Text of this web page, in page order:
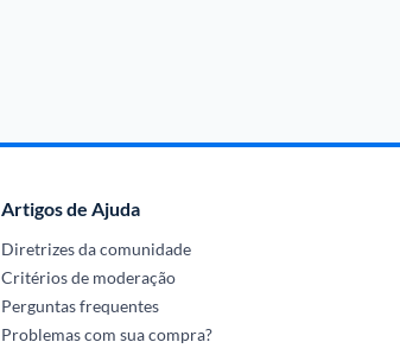
Artigos de Ajuda
Diretrizes da comunidade
Critérios de moderação
Perguntas frequentes
Problemas com sua compra?